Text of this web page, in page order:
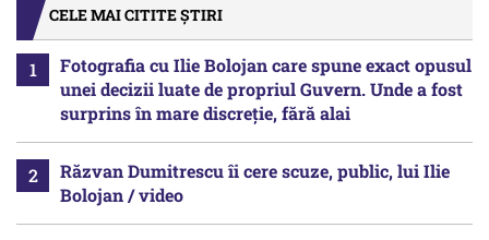
CELE MAI CITITE ȘTIRI
Fotografia cu Ilie Bolojan care spune exact opusul
unei decizii luate de propriul Guvern. Unde a fost
surprins în mare discreție, fără alai
Răzvan Dumitrescu îi cere scuze, public, lui Ilie
Bolojan / video